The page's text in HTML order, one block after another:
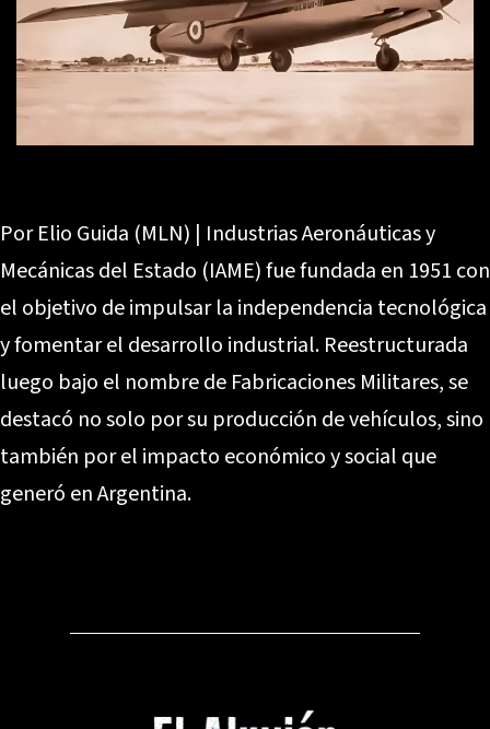
Por Elio Guida (MLN) | Industrias Aeronáuticas y
Mecánicas del Estado (IAME) fue fundada en 1951 con
el objetivo de impulsar la independencia tecnológica
y fomentar el desarrollo industrial. Reestructurada
luego bajo el nombre de Fabricaciones Militares, se
destacó no solo por su producción de vehículos, sino
también por el impacto económico y social que
generó en Argentina.